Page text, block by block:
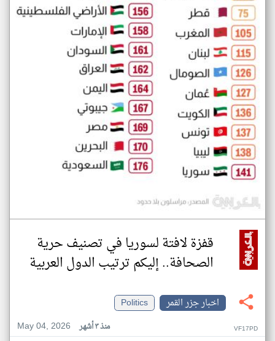
قفزة لافتة لسوريا في تصنيف حرية
الصحافة.. إليكم ترتيب الدول العربية
اخبار جزر القمر
Politics
May 04, 2026
منذ ٣ أشهر VF17PD